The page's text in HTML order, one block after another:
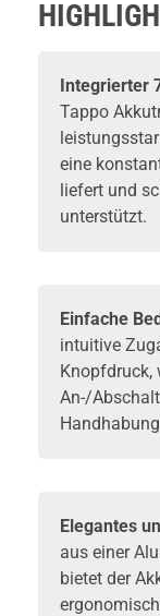
Integrierter
Tappo
eine
liefert und
unterstützt.
Einfache
intuitive
Knopfdruck,
An-/
Elegantes
aus einer
bietet der